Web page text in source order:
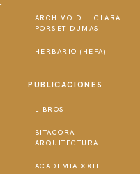
ARCHIVO D.I. CLARA
PORSET DUMAS
HERBARIO (HEFA)
PUBLICACIONES
LIBROS
BITÁCORA
ARQUITECTURA
ACADEMIA XXII